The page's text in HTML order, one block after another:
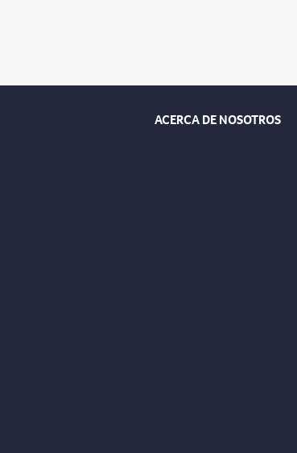
ACERCA DE NOSOTROS